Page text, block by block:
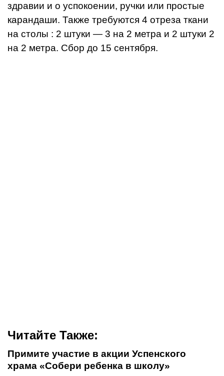
здравии и о успокоении, ручки или простые
карандаши. Также требуются 4 отреза ткани
на столы : 2 штуки — 3 на 2 метра и 2 штуки 2
на 2 метра. Сбор до 15 сентября.
Читайте Также:
Примите участие в акции Успенского
храма «Собери ребенка в школу»